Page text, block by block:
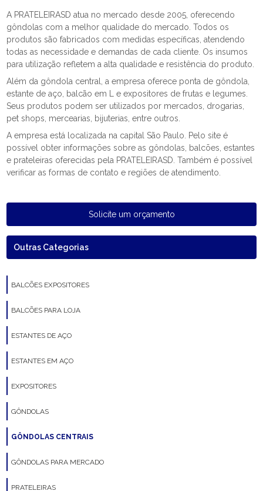
A PRATELEIRASD atua no mercado desde 2005, oferecendo
gôndolas com a melhor qualidade do mercado. Todos os
produtos são fabricados com medidas específicas, atendendo
todas as necessidade e demandas de cada cliente. Os insumos
para utilização refletem a alta qualidade e resistência do produto.
Além da gôndola central, a empresa oferece ponta de gôndola,
estante de aço, balcão em L e expositores de frutas e legumes.
Seus produtos podem ser utilizados por mercados, drogarias,
pet shops, mercearias, bijuterias, entre outros.
A empresa está localizada na capital São Paulo. Pelo site é
possível obter informações sobre as gôndolas, balcões, estantes
e prateleiras oferecidas pela PRATELEIRASD. Também é possível
verificar as formas de contato e regiões de atendimento.
Solicite um orçamento
Outras Categorias
BALCÕES EXPOSITORES
BALCÕES PARA LOJA
ESTANTES DE AÇO
ESTANTES EM AÇO
EXPOSITORES
GÔNDOLAS
GÔNDOLAS CENTRAIS
GÔNDOLAS PARA MERCADO
PRATELEIRAS